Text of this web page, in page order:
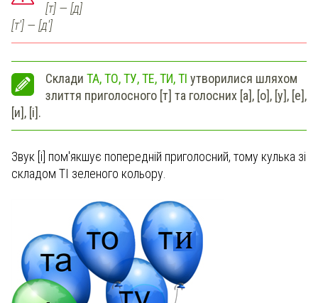
[т] — [д]
[т'] — [д']
Склади ТА, ТО, ТУ, ТЕ, ТИ, ТІ утворилися шляхом
злиття приголосного [т] та голосних [а], [о], [у], [е],
[и], [і].
Звук [і] пом'якшує попередній приголосний, тому кулька зі
складом ТІ зеленого кольору.